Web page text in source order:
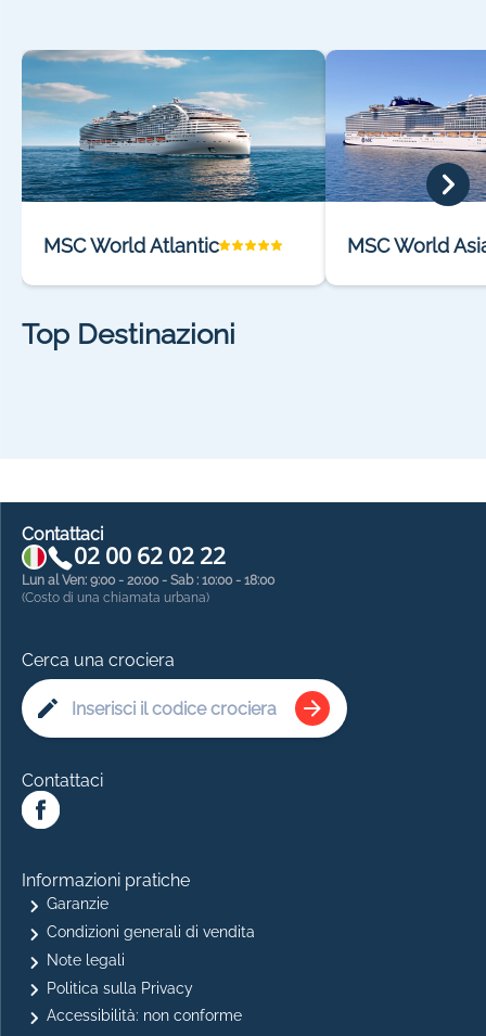
MSC World Atlantic MSC World
Top Destinazioni
Contattaci
02 00 62 02 22
Lun al Ven: 9:00 - 20:00 - Sab : 10:00 - 18:00
(Costo di una chiamata urbana)
Cerca una crociera
Contattaci
Informazioni pratiche
Garanzie
Condizioni generali di vendita
Note legali
Politica sulla Privacy
Accessibilità: non conforme